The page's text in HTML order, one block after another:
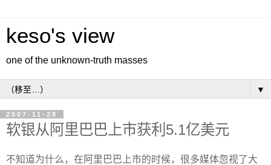
keso's view
one of the unknown-truth masses
▼
2007-11-28
软银从阿里巴巴上市获利5.1亿美元
不知道为什么，在阿里巴巴上市的时候，很多媒体忽视了大